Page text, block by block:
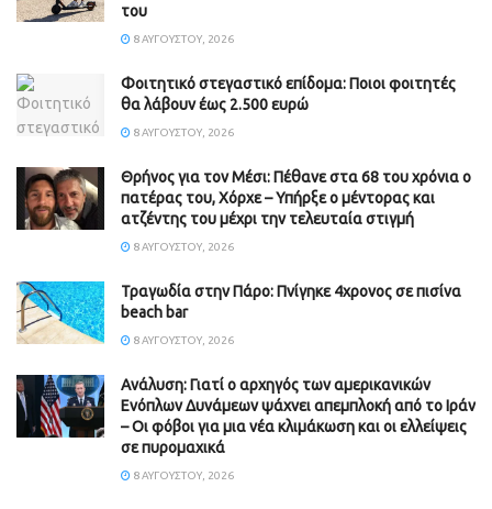
του
8 ΑΥΓΟΎΣΤΟΥ, 2026
Φοιτητικό στεγαστικό επίδομα: Ποιοι φοιτητές
θα λάβουν έως 2.500 ευρώ
8 ΑΥΓΟΎΣΤΟΥ, 2026
Θρήνος για τον Μέσι: Πέθανε στα 68 του χρόνια ο
πατέρας του, Χόρχε – Υπήρξε ο μέντορας και
ατζέντης του μέχρι την τελευταία στιγμή
8 ΑΥΓΟΎΣΤΟΥ, 2026
Τραγωδία στην Πάρο: Πνίγηκε 4χρονος σε πισίνα
beach bar
8 ΑΥΓΟΎΣΤΟΥ, 2026
Ανάλυση: Γιατί ο αρχηγός των αμερικανικών
Ενόπλων Δυνάμεων ψάχνει απεμπλοκή από το Ιράν
– Οι φόβοι για μια νέα κλιμάκωση και οι ελλείψεις
σε πυρομαχικά
8 ΑΥΓΟΎΣΤΟΥ, 2026